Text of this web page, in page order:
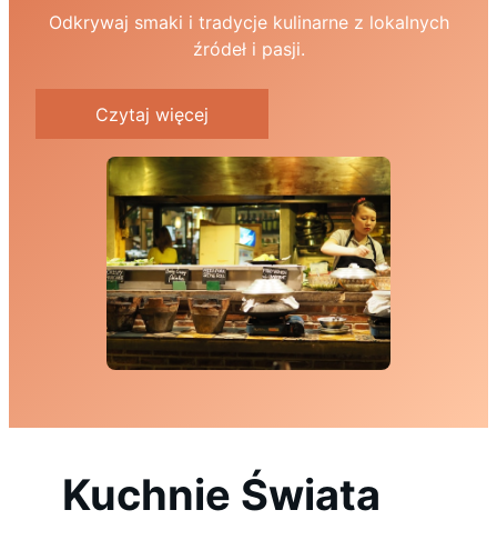
Odkrywaj smaki i tradycje kulinarne z lokalnych
źródeł i pasji.
Czytaj więcej
Kuchnie Świata